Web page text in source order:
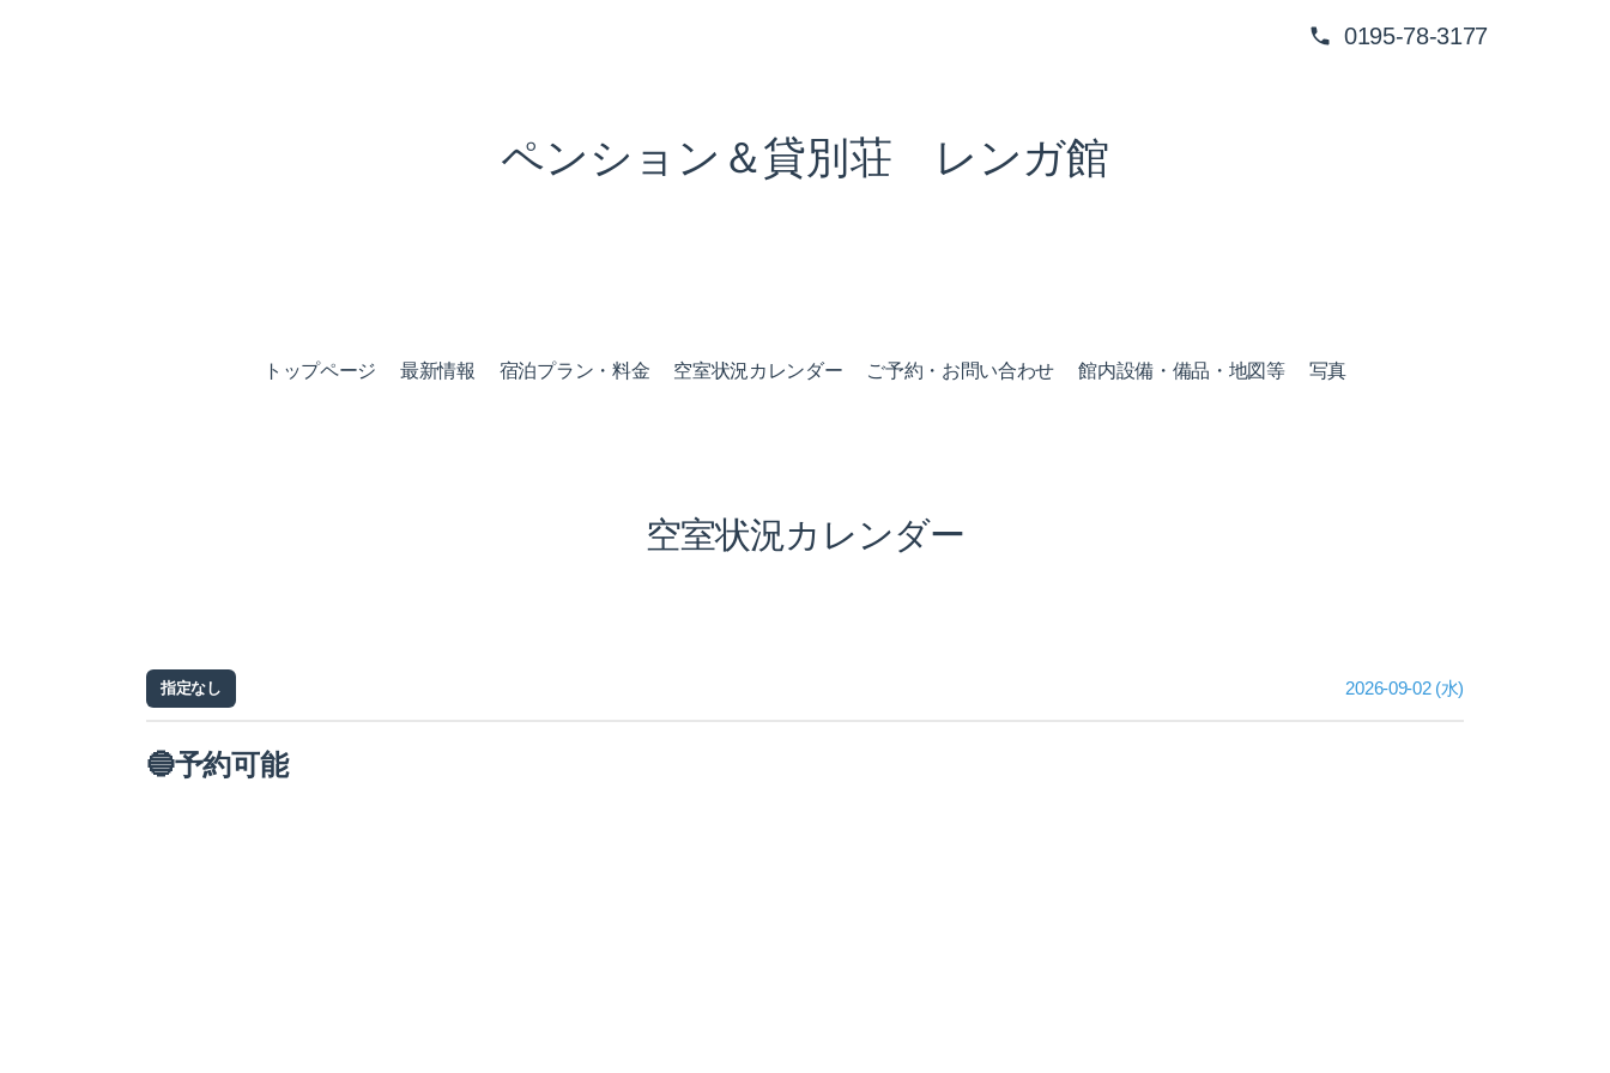
0195-78-3177
ペンション＆貸別荘 レンガ館
トップページ 最新情報 宿泊プラン・料金 空室状況カレンダー ご予約・お問い合わせ 館内設備・備品・地図等 写真
空室状況カレンダー
指定なし 2026-09-02 (水)
🔵予約可能